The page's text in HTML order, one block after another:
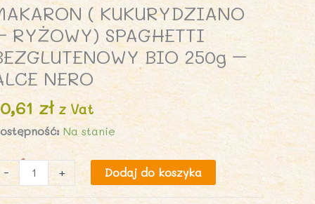
( KUKURYDZIANO
RYŻOWY) SPAGHETTI
BIO 250g –
NERO
zł z Vat
Na stanie
- + Dodaj do koszyka